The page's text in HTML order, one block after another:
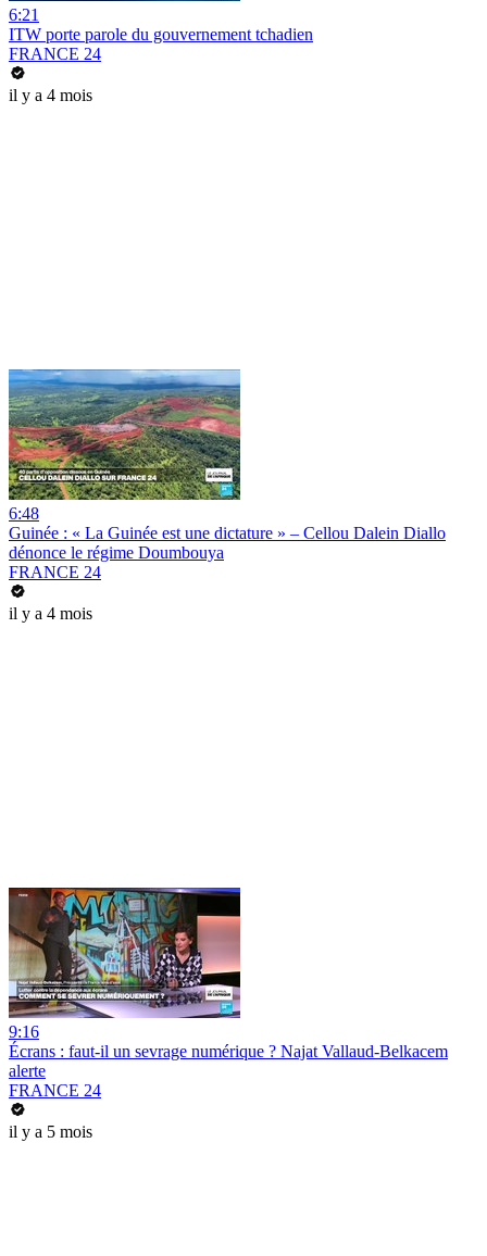
6:21
ITW porte parole du gouvernement tchadien
FRANCE 24
il y a 4 mois
6:48
Guinée : « La Guinée est une dictature » – Cellou Dalein Diallo
dénonce le régime Doumbouya
FRANCE 24
il y a 4 mois
9:16
Écrans : faut-il un sevrage numérique ? Najat Vallaud-Belkacem
alerte
FRANCE 24
il y a 5 mois